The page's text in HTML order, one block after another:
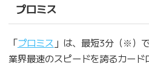
プロミス
「プロミス 」は、最短3分（※）
業界最速のスピードを誇るカード